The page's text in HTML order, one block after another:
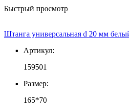
Быстрый просмотр
Штанга универсальная d 20 мм
Артикул:
159501
Размер:
165*70